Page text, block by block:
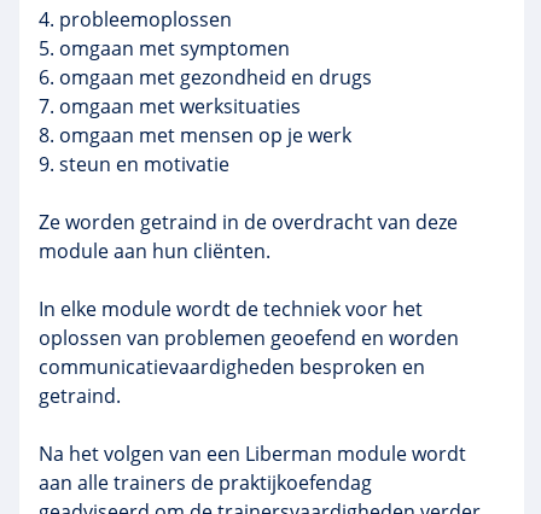
4. probleemoplossen
5. omgaan met symptomen
6. omgaan met gezondheid en drugs
7. omgaan met werksituaties
8. omgaan met mensen op je werk
9. steun en motivatie
Ze worden getraind in de overdracht van deze
module aan hun cliënten.
In elke module wordt de techniek voor het
oplossen van problemen geoefend en worden
communicatievaardigheden besproken en
getraind.
Na het volgen van een Liberman module wordt
aan alle trainers de praktijkoefendag